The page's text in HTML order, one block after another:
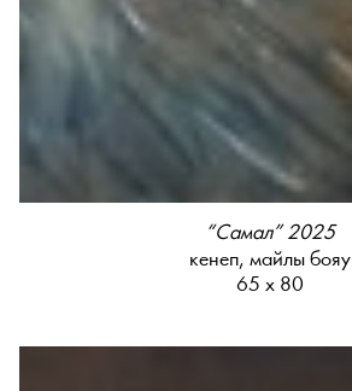
“Самал” 2025
кенеп, майлы бояу
65 х 80